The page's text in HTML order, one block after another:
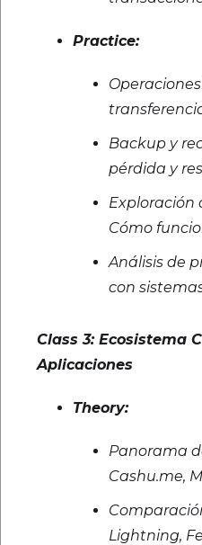
Practice:
Backup y
pérdida y
Exploración
Cómo
Análisis de
con
Class 3: Ecosistema
Aplicaciones
Theory:
Panorama
Cashu.me,
Lightning,